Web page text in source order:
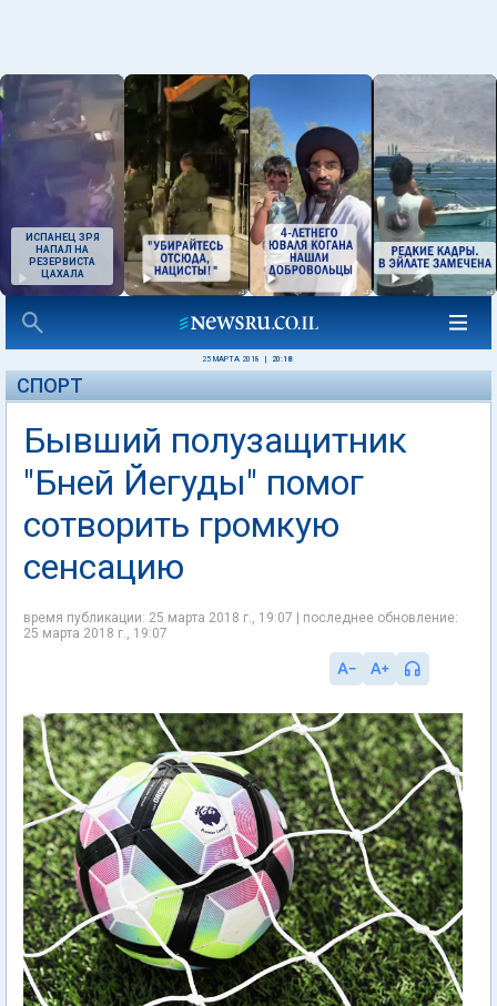
ИСПАНЕЦ ЗРЯ
НАПАЛ НА
РЕЗЕРВИСТА
ЦАХАЛА
25 МАРТА 2018 20:18
СПОРТ
Бывший полузащитник
"Бней Йегуды" помог
сотворить громкую
сенсацию
время публикации: 25 марта 2018 г., 19:07 | последнее обновление:
25 марта 2018 г., 19:07